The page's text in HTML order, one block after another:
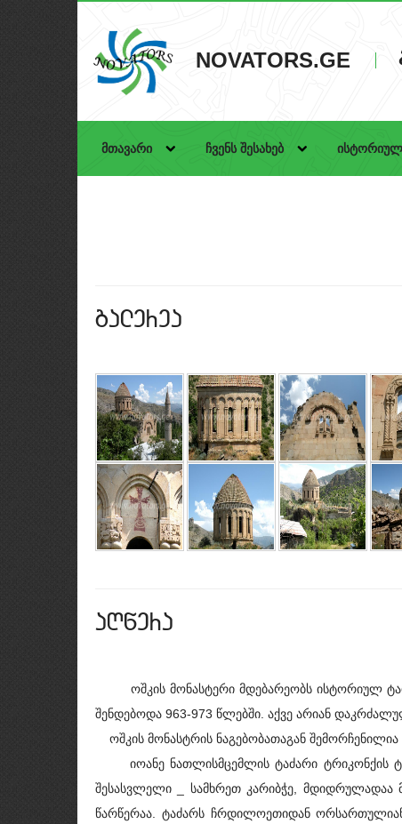
NOVATORS.GE
მთავარი ჩვენს შესახებ
galerea
aRwera
ოშკის მონასტერი მდებარეობს ისტორიულ
შენდებოდა 963-973 წლებში. აქვე არიან
ოშკის მონასტრის ნაგებობათაგან
იოანე ნათლისმცემლის ტაძარი ტრიკონქის
შესასვლელი _ სამხრეთ კარიბჭე, მდიდრულადაა
წარწერაა. ტაძარს ჩრდილოეთიდან